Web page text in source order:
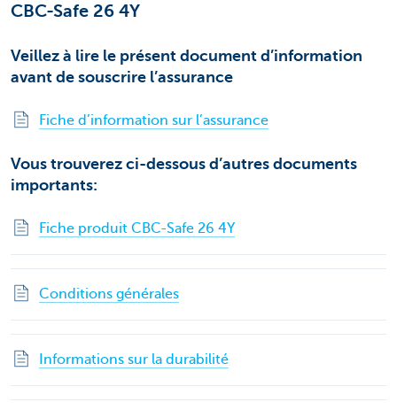
CBC-Safe 26 4Y
Veillez à lire le présent document d’information
avant de souscrire l’assurance
Fiche d’information sur l’assurance
Vous trouverez ci-dessous d’autres documents
importants:
Fiche produit CBC-Safe 26 4Y
Conditions générales
Informations sur la durabilité